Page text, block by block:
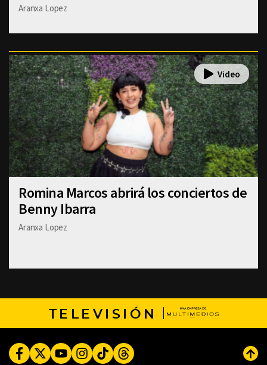
Aranxa Lopez
Romina Marcos abrirá los conciertos de
Benny Ibarra
Aranxa Lopez
TELEVISIÓN
FacebookTwitterYoutubeInstagram
TikTokThreads